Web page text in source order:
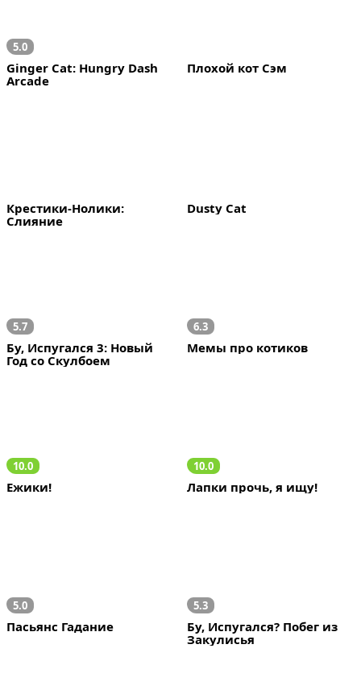
5.0
Ginger Cat: Hungry Dash
Arcade
Плохой кот Сэм
Крестики-Нолики:
Слияние
Dusty Cat
5.7
Бу, Испугался 3: Новый
Год со Скулбоем
6.3
Мемы про котиков
10.0
Ежики!
10.0
Лапки прочь, я ищу!
5.0
Пасьянс Гадание
5.3
Бу, Испугался? Побег из
Закулисья